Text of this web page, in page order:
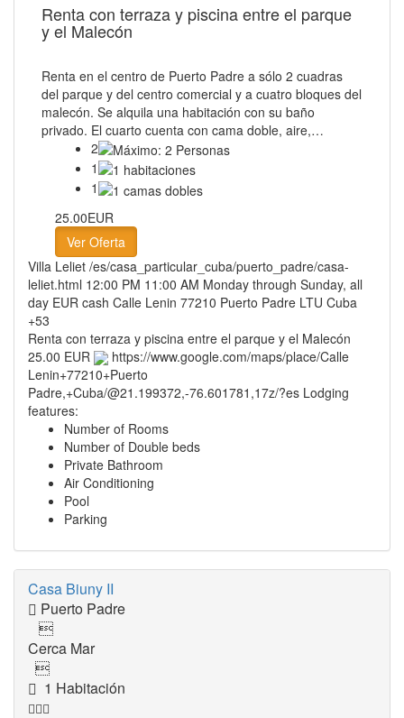
Renta con terraza y piscina entre el parque
y el Malecón
Renta en el centro de Puerto Padre a sólo 2 cuadras
del parque y del centro comercial y a cuatro bloques del
malecón. Se alquila una habitación con su baño
privado. El cuarto cuenta con cama doble, aire,…
2
1
1
25.00EUR
Ver Oferta
Villa Leliet /es/casa_particular_cuba/puerto_padre/casa-
leliet.html 12:00 PM 11:00 AM Monday through Sunday, all
day EUR cash Calle Lenin 77210 Puerto Padre LTU Cuba
+53
Renta con terraza y piscina entre el parque y el Malecón
25.00 EUR
https://www.google.com/maps/place/Calle
Lenin+77210+Puerto
Padre,+Cuba/@21.199372,-76.601781,17z/?es Lodging
features:
Number of Rooms
Number of Double beds
Private Bathroom
Air Conditioning
Pool
Parking
Casa Biuny II
Puerto Padre

Cerca Mar

1 Habitación